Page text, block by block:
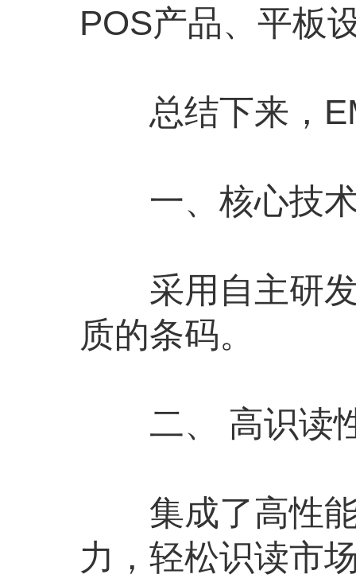
POS产品、平板
总结下来，
一、核心技
采用自主研发
质的条码。
二、 高识读
集成了高性能
力，轻松识读市